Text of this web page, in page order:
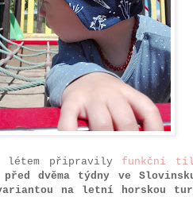
létem připravily funkční
dvěma týdny ve
na letní horskou